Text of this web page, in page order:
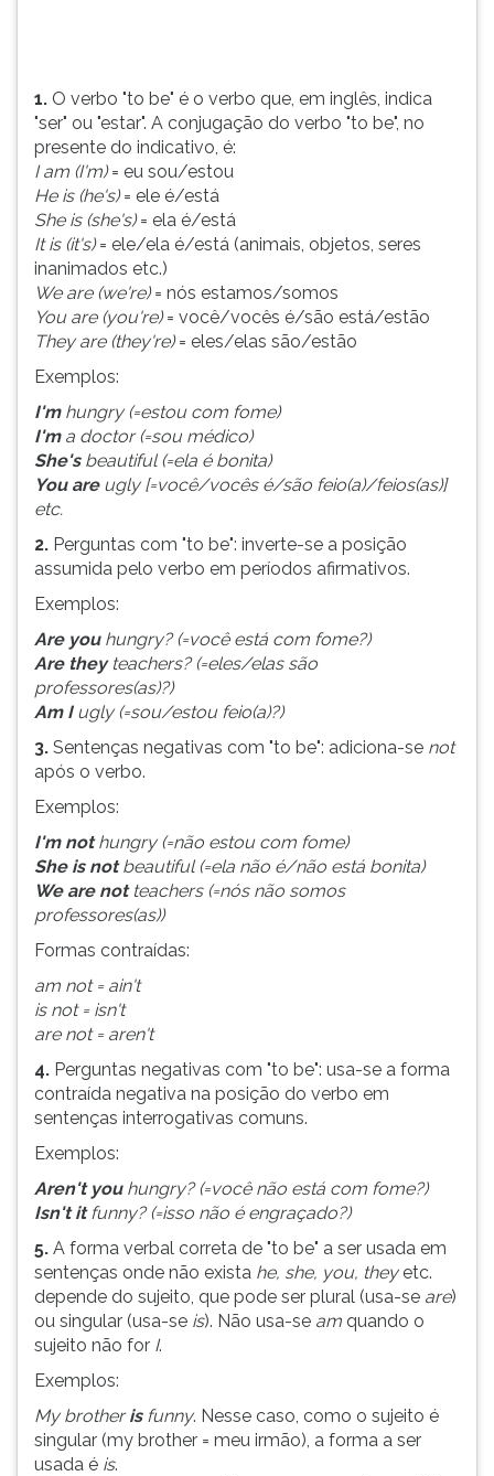
Para
pausar
leitura
pressione
(primeira
tecla
esquerda
continuar
pressione
(primeira
direita
Para
menu
principal
pressione
tecla
depois
Pressione
ouvir
essa
instrução
novamente.
1. O verbo "to be" é o verbo que, em inglês, indica
"ser" ou "estar". A conjugação do verbo "to be", no
presente do indicativo, é:
I am (I'm)= eu sou/estou
He is (he's)= ele é/está
She is (she's)= ela é/está
It is (it's)= ele/ela é/está (animais, objetos, seres
inanimados etc.)
We are (we're)= nós estamos/somos
You are (you're)= você/vocês é/são está/estão
They are (they're)= eles/elas são/estão
Exemplos:
I'm hungry (=estou com fome)
I'm a doctor (=sou médico)
She's beautiful (=ela é bonita)
You are ugly [=você/vocês é/são feio(a)/feios(as)]
etc.
2. Perguntas com "to be": inverte-se a posição
assumida pelo verbo em períodos afirmativos.
Exemplos:
Are you hungry? (=você está com fome?)
Are they teachers? (=eles/elas são
professores(as)?)
Am I ugly (=sou/estou feio(a)?)
3. Sentenças negativas com "to be": adiciona-se not
após o verbo.
Exemplos:
I'm nothungry (=não estou com fome)
She is notbeautiful (=ela não é/não está bonita)
We are not teachers (=nós não somos
professores(as))
Formas contraídas:
am not = ain't
is not = isn't
are not = aren't
4. Perguntas negativas com "to be": usa-se a forma
contraída negativa na posição do verbo em
sentenças interrogativas comuns.
Exemplos:
Aren't you hungry? (=você não está com fome?)
Isn't itfunny? (=isso não é engraçado?)
5. A forma verbal correta de "to be" a ser usada em
sentenças onde não exista he, she, you, theyetc.
depende do sujeito, que pode ser plural (usa-se are)
ou singular (usa-se is). Não usa-se am quando o
sujeito não for I.
Exemplos:
My brotheris funny. Nesse caso, como o sujeito é
singular (my brother = meu irmão), a forma a ser
usada é is.